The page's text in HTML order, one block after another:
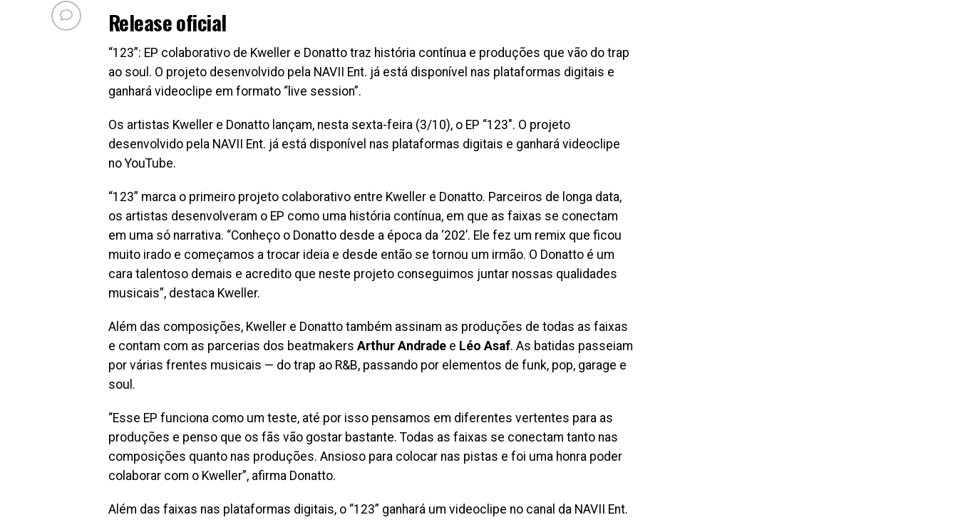
Release oficial
“123”: EP colaborativo de Kweller e Donatto traz história contínua e produções que vão do trap
ao soul. O projeto desenvolvido pela NAVII Ent. já está disponível nas plataformas digitais e
ganhará videoclipe em formato “live session”.
Os artistas Kweller e Donatto lançam, nesta sexta-feira (3/10), o EP “123″. O projeto
desenvolvido pela NAVII Ent. já está disponível nas plataformas digitais e ganhará videoclipe
no YouTube.
“123” marca o primeiro projeto colaborativo entre Kweller e Donatto. Parceiros de longa data,
os artistas desenvolveram o EP como uma história contínua, em que as faixas se conectam
em uma só narrativa. “Conheço o Donatto desde a época da ‘202’. Ele fez um remix que ficou
muito irado e começamos a trocar ideia e desde então se tornou um irmão. O Donatto é um
cara talentoso demais e acredito que neste projeto conseguimos juntar nossas qualidades
musicais”, destaca Kweller.
Além das composições, Kweller e Donatto também assinam as produções de todas as faixas
e contam com as parcerias dos beatmakers Arthur Andrade e Léo Asaf. As batidas passeiam
por várias frentes musicais — do trap ao R&B, passando por elementos de funk, pop, garage e
soul.
“Esse EP funciona como um teste, até por isso pensamos em diferentes vertentes para as
produções e penso que os fãs vão gostar bastante. Todas as faixas se conectam tanto nas
composições quanto nas produções. Ansioso para colocar nas pistas e foi uma honra poder
colaborar com o Kweller”, afirma Donatto.
Além das faixas nas plataformas digitais, o “123” ganhará um videoclipe no canal da NAVII Ent.